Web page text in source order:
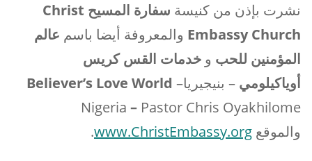
نشرت بإذن من كنيسة سفارة المسيح Christ
Embassy Church والمعروفة أيضا باسم عالم
المؤمنين للحب و خدمات القس كريس
أوياكيلومي – بنيجيريا Believer’s Love World –
Nigeria – Pastor Chris Oyakhilome
والموقع www.ChristEmbassy.org
.